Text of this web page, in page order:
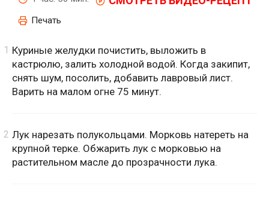
Печать
Куриные желудки почистить, выложить в
кастрюлю, залить холодной водой. Когда закипит,
снять шум, посолить, добавить лавровый лист.
Варить на малом огне 75 минут.
Лук нарезать полукольцами. Морковь натереть на
крупной терке. Обжарить лук с морковью на
растительном масле до прозрачности лука.